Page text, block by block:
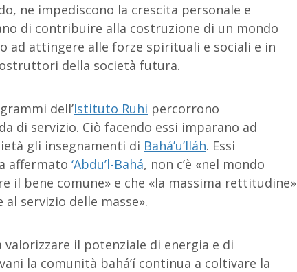
ne impediscono la crescita personale e
di contribuire alla costruzione di un mondo
ad attingere alle forze spirituali e sociali e in
della società futura.
dell’Istituto Ruhi percorrono
di servizio. Ciò facendo essi imparano ad
gli insegnamenti di Bahá’u’lláh. Essi
affermato ‘Abdu’l-Bahá, non c’è «nel mondo
il bene comune» e che «la massima rettitudine»
servizio delle masse».
il potenziale di energia e di
la comunità bahá’í continua a coltivare la